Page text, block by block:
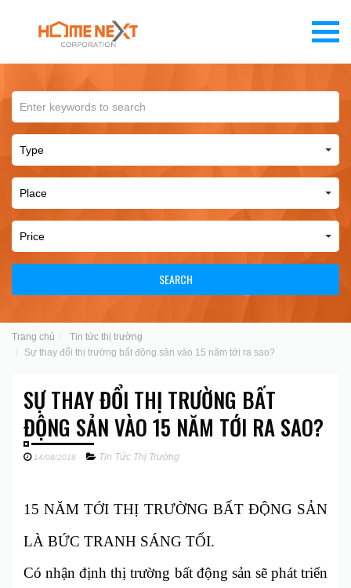
SEARCH
Trang chủ
Tin tức thị trường
Sự thay đổi thị trường bất động sản vào 15 năm tới ra sao?
SỰ THAY ĐỔI THỊ TRƯỜNG BẤT
ĐỘNG SẢN VÀO 15 NĂM TỚI RA SAO?
14/08/2018 Tin Tức Thị Trường
15 NĂM TỚI THỊ TRƯỜNG BẤT ĐỘNG SẢN
LÀ BỨC TRANH SÁNG TỐI.
Có nhận định thị trường bất động sản sẽ phát triển